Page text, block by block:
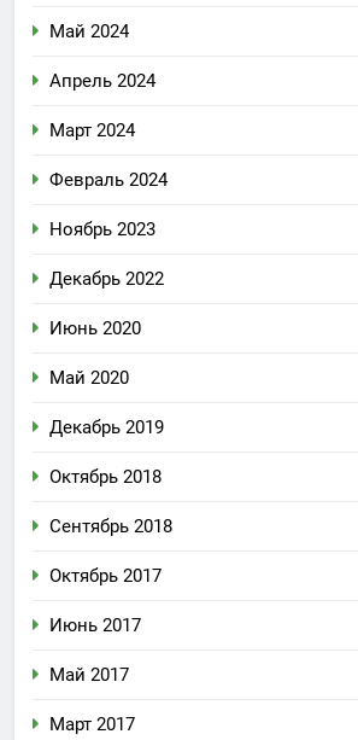
Май 2024
Апрель 2024
Март 2024
Февраль 2024
Ноябрь 2023
Декабрь 2022
Июнь 2020
Май 2020
Декабрь 2019
Октябрь 2018
Сентябрь 2018
Октябрь 2017
Июнь 2017
Май 2017
Март 2017